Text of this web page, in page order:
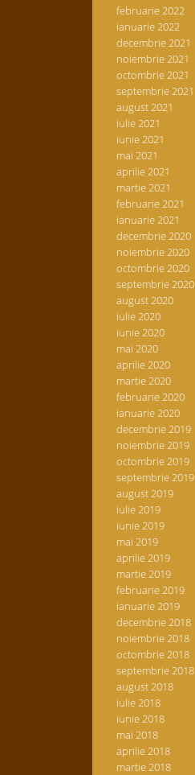
februarie 2022
ianuarie 2022
decembrie 2021
noiembrie 2021
octombrie 2021
septembrie 2021
august 2021
iulie 2021
iunie 2021
mai 2021
aprilie 2021
martie 2021
februarie 2021
ianuarie 2021
decembrie 2020
noiembrie 2020
octombrie 2020
septembrie 2020
august 2020
iulie 2020
iunie 2020
mai 2020
aprilie 2020
martie 2020
februarie 2020
ianuarie 2020
decembrie 2019
noiembrie 2019
octombrie 2019
septembrie 2019
august 2019
iulie 2019
iunie 2019
mai 2019
aprilie 2019
martie 2019
februarie 2019
ianuarie 2019
decembrie 2018
noiembrie 2018
octombrie 2018
septembrie 2018
august 2018
iulie 2018
iunie 2018
mai 2018
aprilie 2018
martie 2018